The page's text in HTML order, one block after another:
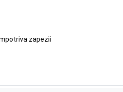
zapezii